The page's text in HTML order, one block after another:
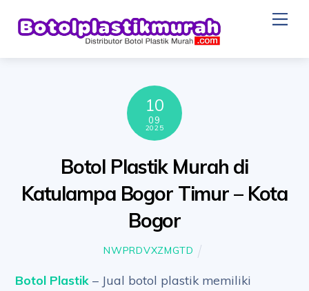
10
09
2025
Botol Plastik Murah di
Katulampa Bogor Timur – Kota
Bogor
NWPRDVXZMGTD
Botol Plastik – Jual botol plastik memiliki